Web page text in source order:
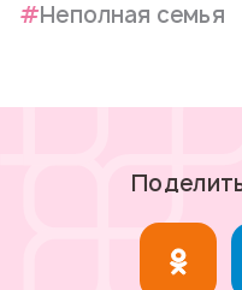
Неполная семья